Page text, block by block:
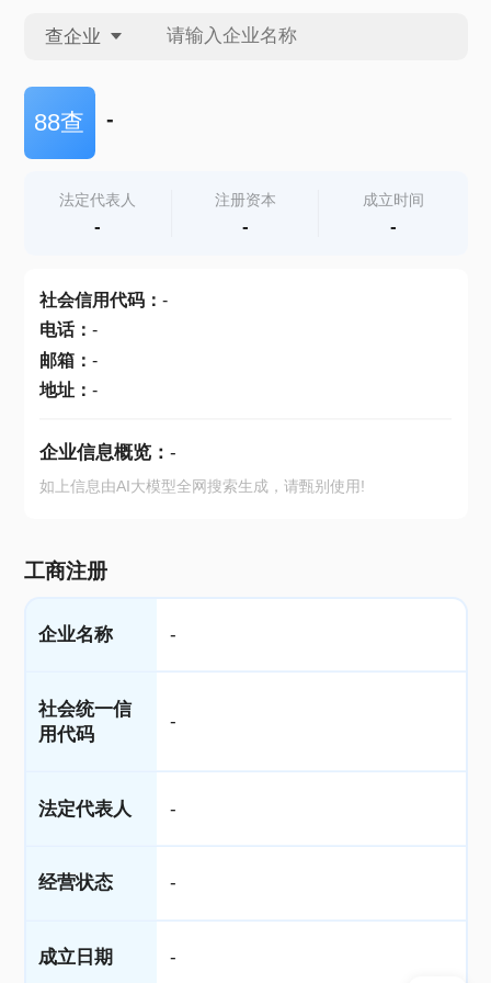
查企业
查企业
查产地
88查 -
法定代表人
-
注册资本
-
成立时间
-
社会信用代码： -
电话： -
邮箱： -
地址： -
企业信息概览： -
如上信息由AI大模型全网搜索生成，请甄别使用!
工商注册
企业名称 -
社会统一信
用代码
-
法定代表人 -
经营状态 -
成立日期 -